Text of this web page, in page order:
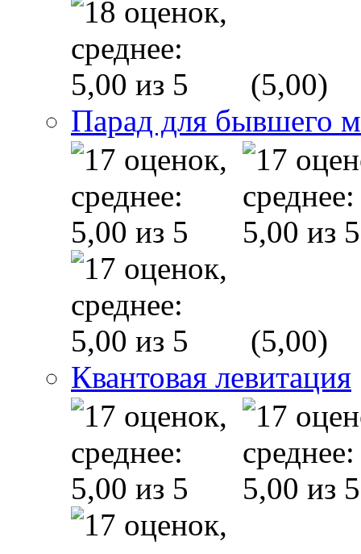
(5,00)
Парад для бывшего
(5,00)
Квантовая левитация